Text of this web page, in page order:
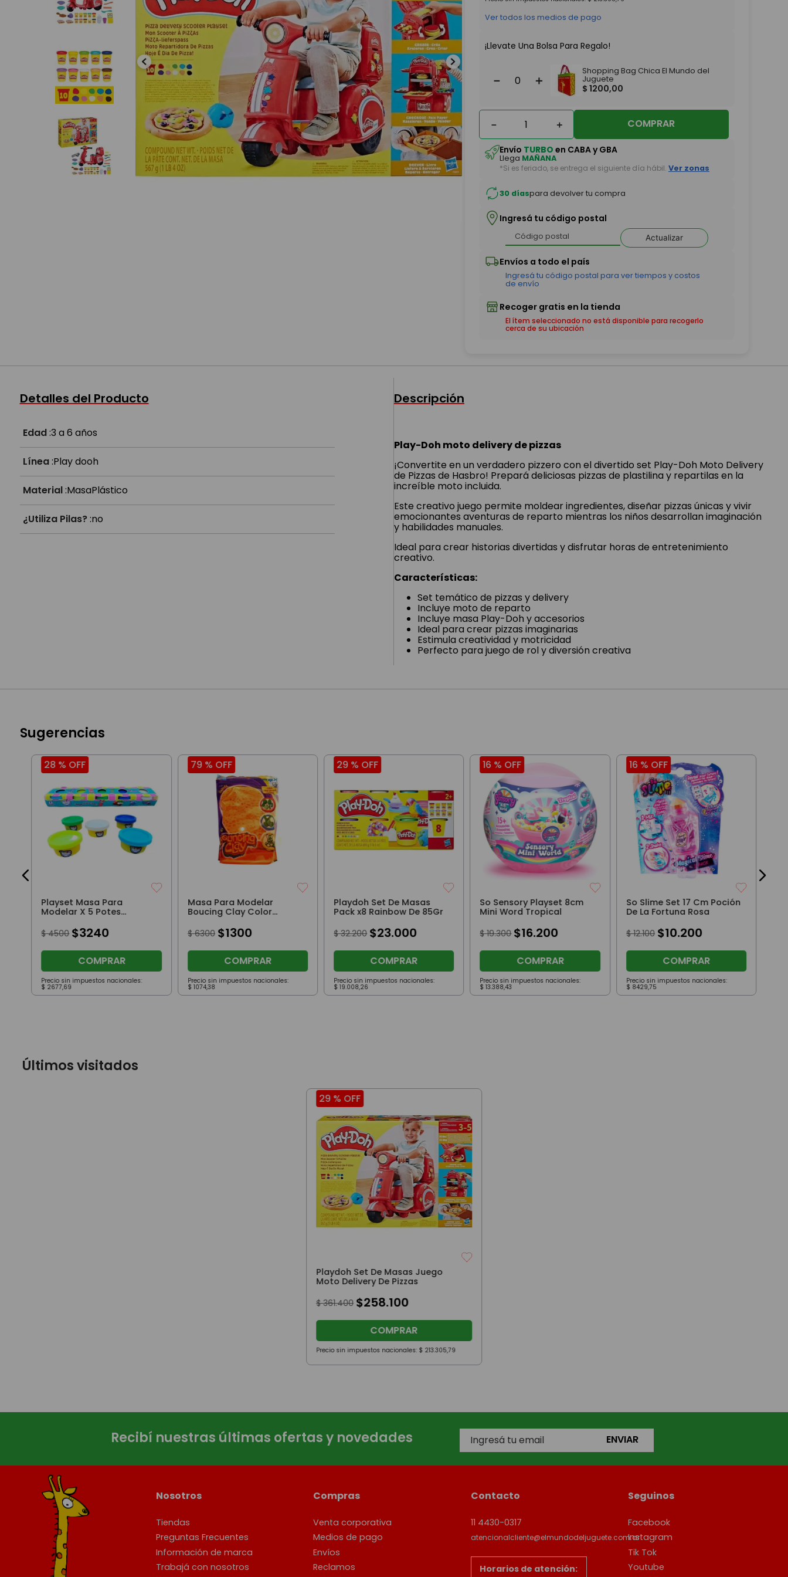
Ver todos los medios de pago
¡Llevate Una Bolsa Para Regalo!
＋
－
Shopping Bag Chica El Mundo del
Juguete
$ 1200,00
＋
－ COMPRAR
Envío TURBO en CABA y GBA
Llega MAÑANA
*Si es feriado, se entrega el siguiente día hábil. Ver zonas
30 díaspara devolver tu compra
Ingresá tu código postal
Actualizar
El ítem seleccionado no está disponible para recogerlo
cerca de su ubicación
Detalles del Producto
Edad:3 a 6 años
Línea:Play dooh
Material:MasaPlástico
¿Utiliza Pilas?:no
Descripción
Play-Doh moto delivery de pizzas
¡Convertite en un verdadero pizzero con el divertido set Play-Doh Moto Delivery
de Pizzas de Hasbro! Prepará deliciosas pizzas de plastilina y repartilas en la
increíble moto incluida.
Este creativo juego permite moldear ingredientes, diseñar pizzas únicas y vivir
emocionantes aventuras de reparto mientras los niños desarrollan imaginación
y habilidades manuales.
Ideal para crear historias divertidas y disfrutar horas de entretenimiento
creativo.
Características:
Set temático de pizzas y delivery
Incluye moto de reparto
Incluye masa Play-Doh y accesorios
Ideal para crear pizzas imaginarias
Estimula creatividad y motricidad
Perfecto para juego de rol y diversión creativa
Sugerencias
28 % OFF
Playset Masa Para
Modelar X 5 Potes
$ 4500 $3240
COMPRAR
Precio sin impuestos nacionales:
$ 2677,69
79 % OFF
Masa Para Modelar
Boucing Clay Color
$ 6300 $1300
COMPRAR
Precio sin impuestos nacionales:
$ 1074,38
29 % OFF
Playdoh Set De Masas
Pack x8 Rainbow De 85Gr
$ 32.200 $23.000
COMPRAR
Precio sin impuestos nacionales:
$ 19.008,26
16 % OFF
So Sensory Playset 8cm
Mini Word Tropical
$ 19.300 $16.200
COMPRAR
Precio sin impuestos nacionales:
$ 13.388,43
16 % OFF
So Slime Set 17 Cm Poción
De La Fortuna Rosa
$ 12.100 $10.200
COMPRAR
Precio sin impuestos nacionales:
$ 8429,75
Últimos visitados
29 %OFF
Playdoh Set De Masas Juego
Moto Delivery De Pizzas
$ 361.400 $258.100
COMPRAR
Precio sin impuestos nacionales: $ 213.305,79
Recibí nuestras últimas ofertas y novedades ENVIAR
Nosotros
Tiendas
Preguntas Frecuentes
Información de marca
Trabajá con nosotros
Compras
Venta corporativa
Medios de pago
Envíos
Reclamos
Contacto
11 4430-0317
atencionalcliente@elmundodeljuguete.com.ar
Horarios de atención:
Seguinos
Facebook
Instagram
Tik Tok
Youtube